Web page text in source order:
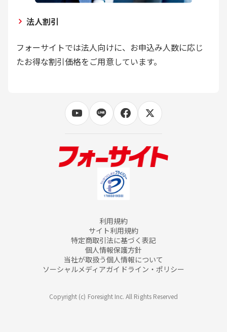
法人割引
フォーサイトでは法人向けに、お申込み人数に応じ
たお得な割引価格をご用意しています。
利用規約
サイト利用規約
特定商取引法に基づく表記
個人情報保護方針
当社が取扱う個人情報について
ソーシャルメディアガイドライン・ポリシー
Copyright (c) Foresight Inc. All Rights Reserved